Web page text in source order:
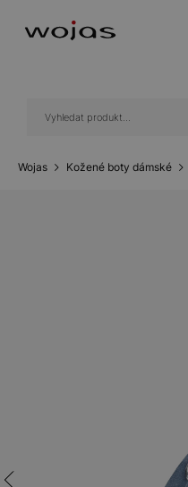
Wojas Kožené boty dámské